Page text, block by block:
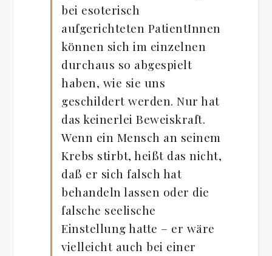
bei esoterisch
aufgerichteten PatientInnen
können sich im einzelnen
durchaus so abgespielt
haben, wie sie uns
geschildert werden. Nur hat
das keinerlei Beweiskraft.
Wenn ein Mensch an seinem
Krebs stirbt, heißt das nicht,
daß er sich falsch hat
behandeln lassen oder die
falsche seelische
Einstellung hatte – er wäre
vielleicht auch bei einer